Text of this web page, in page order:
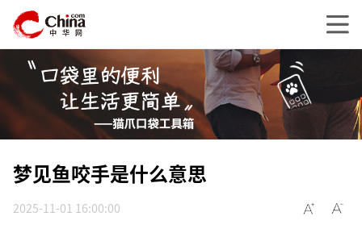
梦见鱼咬手是什么意思
2025-11-01 16:00:00